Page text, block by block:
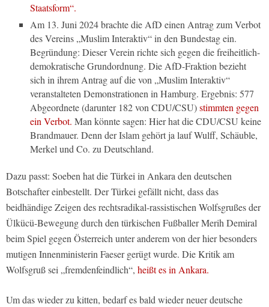
Staatsform“.
Am 13. Juni 2024 brachte die AfD einen Antrag zum Verbot
des Vereins „Muslim Interaktiv“ in den Bundestag ein.
Begründung: Dieser Verein richte sich gegen die freiheitlich-
demokratische Grundordnung. Die AfD-Fraktion bezieht
sich in ihrem Antrag auf die von „Muslim Interaktiv“
veranstalteten Demonstrationen in Hamburg. Ergebnis: 577
Abgeordnete (darunter 182 von CDU/CSU)stimmten gegen
ein Verbot. Man könnte sagen: Hier hat die CDU/CSU keine
Brandmauer. Denn der Islam gehört ja lauf Wulff, Schäuble,
Merkel und Co. zu Deutschland.
Dazu passt: Soeben hat die Türkei in Ankara den deutschen
Botschafter einbestellt. Der Türkei gefällt nicht, dass das
beidhändige Zeigen des rechtsradikal-rassistischen Wolfsgrußes der
Ülkücü-Bewegung durch den türkischen Fußballer Merih Demiral
beim Spiel gegen Österreich unter anderem von der hier besonders
mutigen Innenministerin Faeser gerügt wurde. Die Kritik am
Wolfsgruß sei „fremdenfeindlich“, heißt es in Ankara.
Um das wieder zu kitten, bedarf es bald wieder neuer deutsche